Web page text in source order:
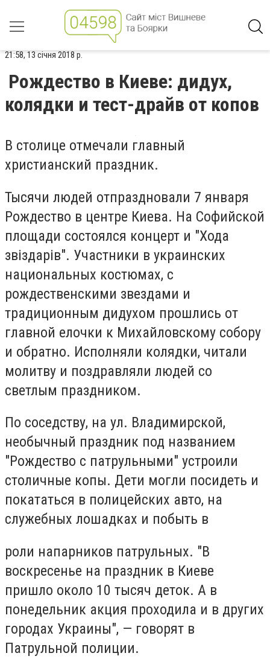
21:58, 13 січня 2018 р.
Рождество в Киеве: дидух,
колядки и тест-драйв от копов
В столице отмечали главный
христианский праздник.
Тысячи людей отпраздновали 7 января
Рождество в центре Киева. На Софийской
площади состоялся концерт и "Хода
звіздарів". Участники в украинских
национальных костюмах, с
рождественскими звездами и
традиционным дидухом прошлись от
главной елочки к Михайловскому собору
и обратно. Исполняли колядки, читали
молитву и поздравляли людей со
светлым праздником.
По соседству, на ул. Владимирской,
необычный праздник под названием
"Рождество с патрульными" устроили
столичные копы. Дети могли посидеть и
покататься в полицейских авто, на
служебных лошадках и побыть в
роли напарников патрульных. "В
воскресенье на праздник в Киеве
пришло около 10 тысяч деток. А в
понедельник акция проходила и в других
городах Украины", — говорят в
Патрульной полиции.